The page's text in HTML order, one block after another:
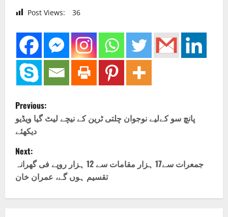
Post Views: 36
P
o
s
t
n
Previous:
پانچ سو کےلیے نوجوان چلتی ٹرین کے نیچے لیٹ گیا ویڈیو
دیکھئے
Next:
جمعرات سے17 ہزار مقامات سے 12 ہزار روپے فی گھرانہ
تقسیم ہوں گے، عمران خان